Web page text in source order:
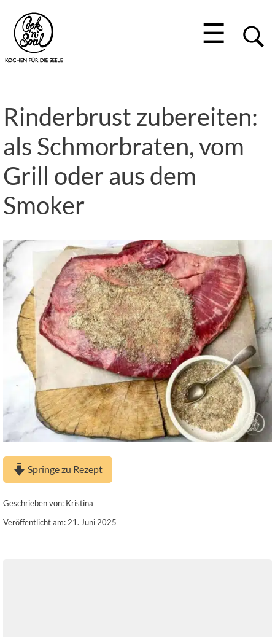
☰
Rinderbrust zubereiten:
als Schmorbraten, vom
Grill oder aus dem
Smoker
Springe zu Rezept
Geschrieben von: Kristina
Veröffentlicht am: 21. Juni 2025